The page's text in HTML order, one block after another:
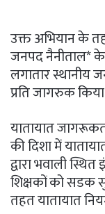
उक्त अभियान के
जनपद नैनीताल* के
लगातार स्थानीय
प्रति जागरुक
यातायात
की दिशा में
द्वारा भवाली
शिक्षकों को सडक
तहत यातायात